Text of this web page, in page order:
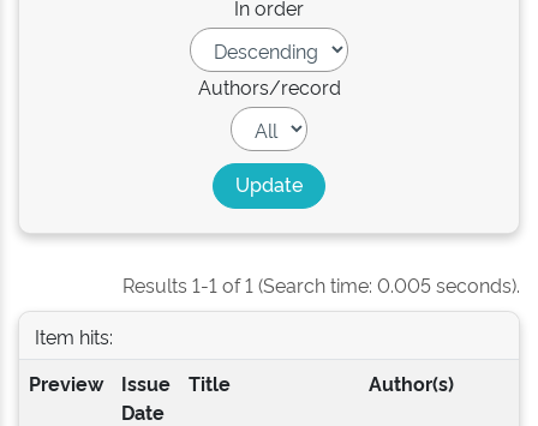
In order
Authors/record
Results 1-1 of 1 (Search time: 0.005 seconds).
Item hits:
Preview
Issue
Date
Title Author(s)